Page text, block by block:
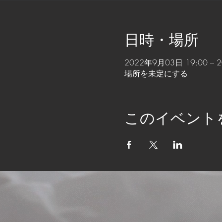
日時・場所
2022年9月03日 19:00 –
場所を未定にする
このイベント